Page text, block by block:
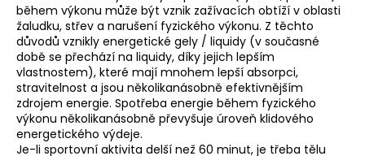
během výkonu může být vznik zažívacích obtíží v oblasti
žaludku, střev a narušení fyzického výkonu. Z těchto
důvodů vznikly energetické gely / liquidy (v současné
době se přechází na liquidy, díky jejich lepším
vlastnostem), které mají mnohem lepší absorpci,
stravitelnost a jsou několikanásobně efektivnějším
zdrojem energie. Spotřeba energie během fyzického
výkonu několikanásobně převyšuje úroveň klidového
energetického výdeje.
Je-li sportovní aktivita delší než 60 minut, je třeba tělu
u
j
e
t
e
n
a